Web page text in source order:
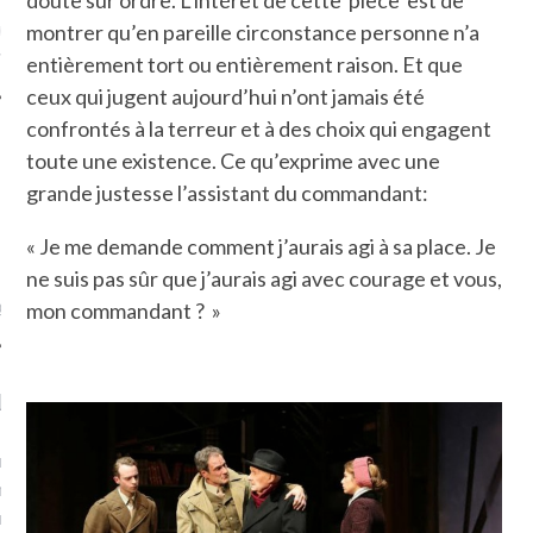
surla-femme-qui-
TWITTER
@Isa_Monrozier
ARCACHON
je t'aime, my little bassin
comment ? "
montrer qu’en pareille circonstance personne n’a
entièrement tort ou entièrement raison. Et que
ceux qui jugent aujourd’hui n’ont jamais été
confrontés à la terreur et à des choix qui engagent
toute une existence. Ce qu’exprime avec une
grande justesse l’assistant du commandant:
« Je me demande comment j’aurais agi à sa place. Je
ne suis pas sûr que j’aurais agi avec courage et vous,
mon commandant ? »